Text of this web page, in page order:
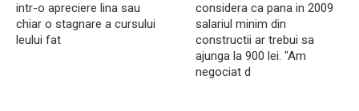
intr-o apreciere lina sau
chiar o stagnare a cursului
leului fat
considera ca pana in 2009
salariul minim din
constructii ar trebui sa
ajunga la 900 lei. "Am
negociat d